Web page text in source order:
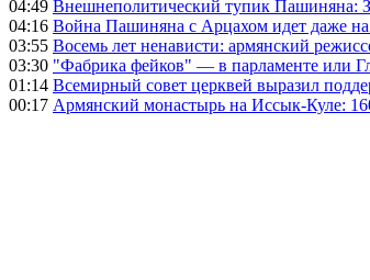
04:49 Внешнеполитический тупик Пашиняна:
04:16 Война Пашиняна с Арцахом идет даже на
03:55 Восемь лет ненависти: армянский
03:30 "Фабрика фейков" — в парламенте или
01:14 Всемирный совет церквей выразил
00:17 Армянский монастырь на Иссык-Куле: